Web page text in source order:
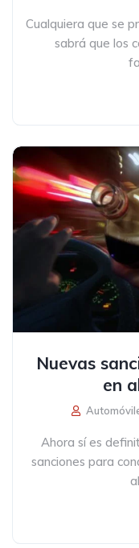
Cualquiera que se
sabrá que los
Nuevas
en
Ahora sí es
sanciones para